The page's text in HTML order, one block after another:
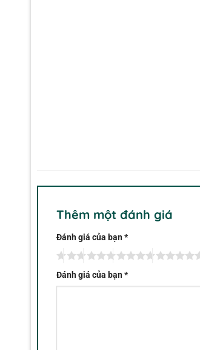
K-Type từ xa. Là đồng hồ hoàn hảo
từ -4 đến 518 ° F (-20 đến 270 ° C)
Thêm một đánh giá
Đánh giá của bạn*
Đánh giá của bạn*